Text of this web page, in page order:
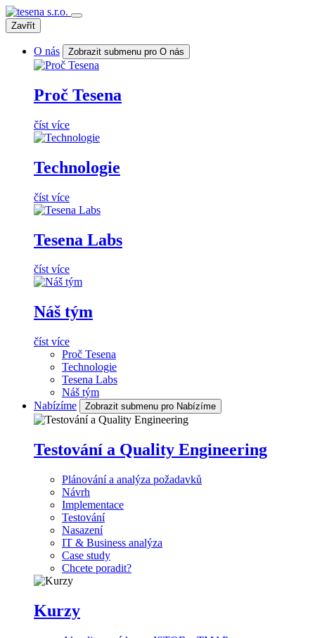
Zavřít
O nás Zobrazit submenu pro O nás
Proč Tesena
číst více
Technologie
číst více
Tesena Labs
číst více
Náš tým
číst více
Proč Tesena
Technologie
Tesena Labs
Náš tým
Nabízíme
Zobrazit submenu pro Nabízíme
Testování a Quality Engineering
Plánování a analýza požadavků
Návrh
Implementace
Testování
Nasazení
IT & Business analýza
Case study
Chcete poradit?
Kurzy